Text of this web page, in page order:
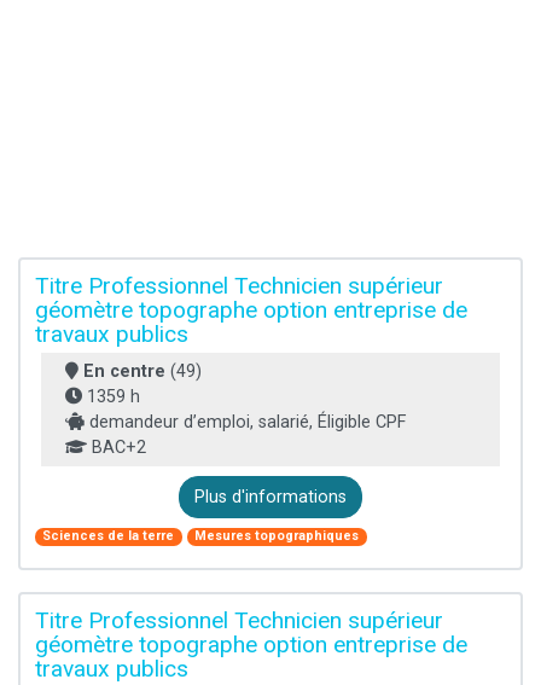
Titre Professionnel Technicien supérieur
géomètre topographe option entreprise de
travaux publics
En centre (49)
1359 h
demandeur d’emploi, salarié, Éligible CPF
BAC+2
Plus d'informations
Sciences de la terre Mesures topographiques
Titre Professionnel Technicien supérieur
géomètre topographe option entreprise de
travaux publics